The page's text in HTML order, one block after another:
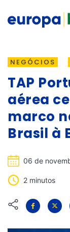
NEGÓCIOS
TAP
aérea
marco
Brasil à
06 de
2 minutos